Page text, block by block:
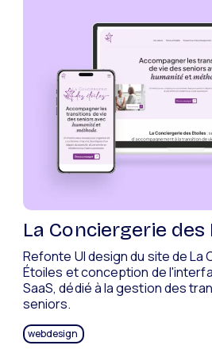
La Conciergerie des
Refonte UI design du site de La
Étoiles et conception de
SaaS, dédié à la gestion des
seniors.
webdesign